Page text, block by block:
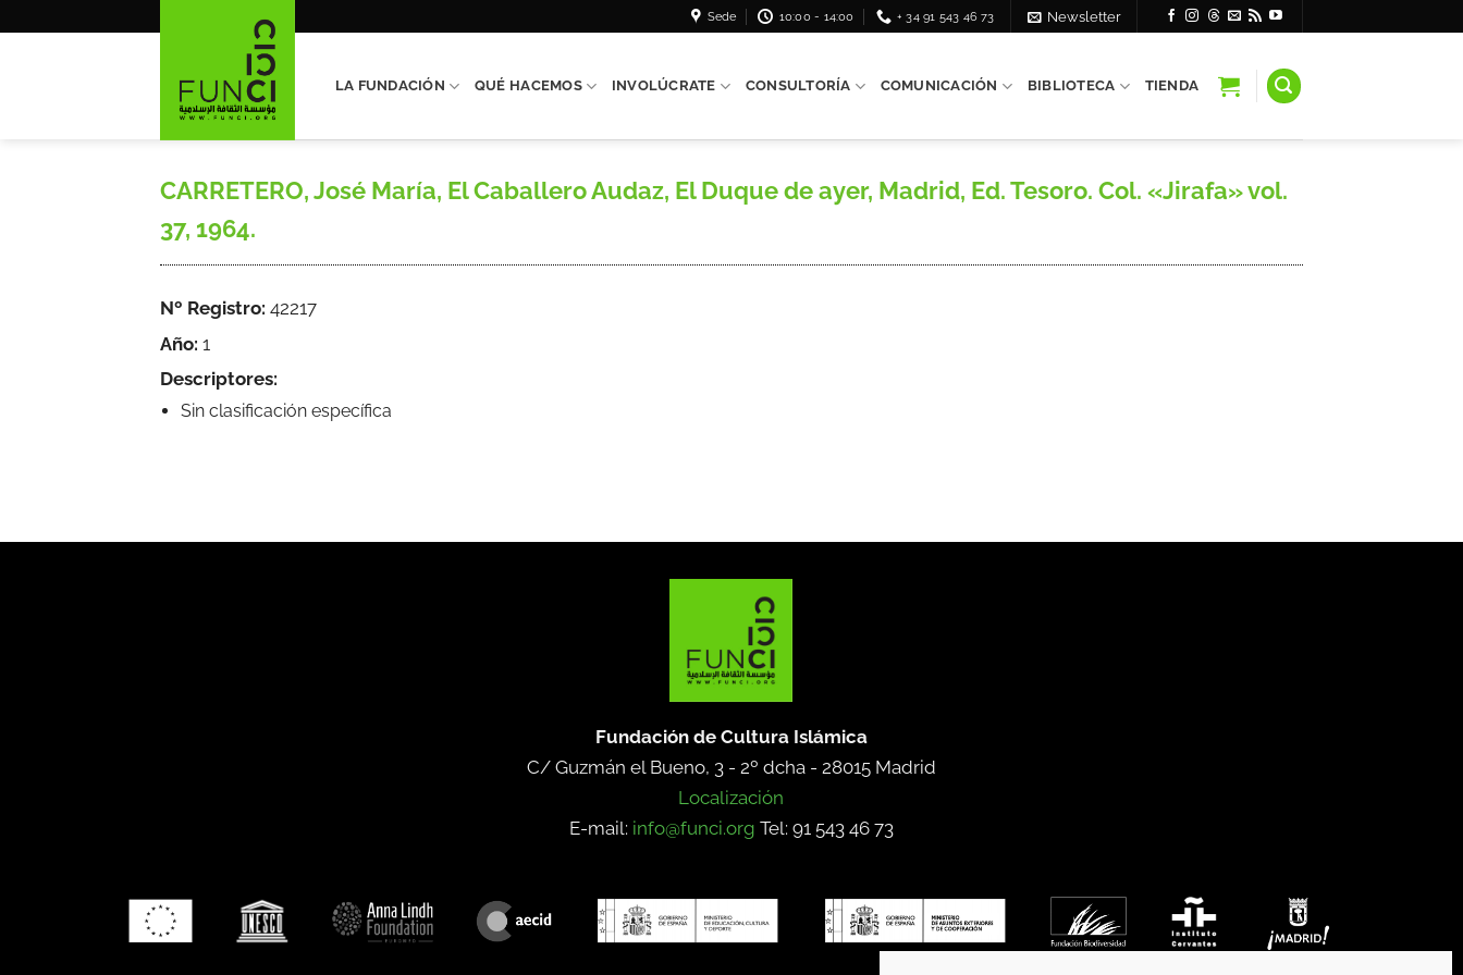
Sede 10:00 - 14:00 + 34 91 543 46 73 Newsletter
LA FUNDACIÓN QUÉ HACEMOS INVOLÚCRATE CONSULTORÍA COMUNICACIÓN BIBLIOTECA TIENDA
CARRETERO, José María, El Caballero Audaz, El Duque de ayer, Madrid, Ed. Tesoro. Col. «Jirafa» vol.
37, 1964.
Nº Registro: 42217
Año: 1
Descriptores:
Sin clasificación específica
Fundación de Cultura Islámica
C/ Guzmán el Bueno, 3 - 2º dcha - 28015 Madrid
Localización
E-mail: info@funci.org Tel: 91 543 46 73